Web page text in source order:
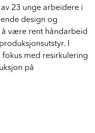
23 unge arbeidere i
design og
å være rent håndarbeid
I
med resirkulering
på